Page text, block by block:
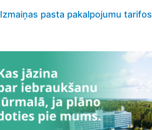
Izmaiņas pasta pakalpojumu tarifos